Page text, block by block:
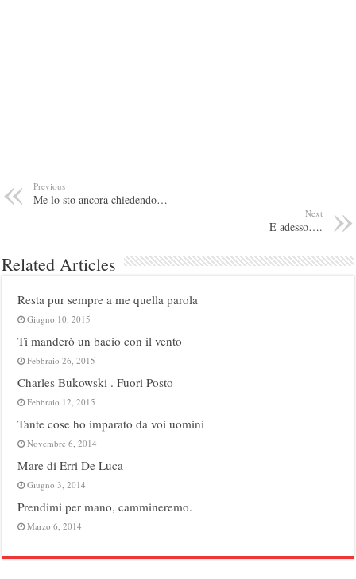
Previous
Me lo sto ancora chiedendo…
Next
E adesso….
Related Articles
Resta pur sempre a me quella parola
Giugno 10, 2015
Ti manderò un bacio con il vento
Febbraio 26, 2015
Charles Bukowski . Fuori Posto
Febbraio 12, 2015
Tante cose ho imparato da voi uomini
Novembre 6, 2014
Mare di Erri De Luca
Giugno 3, 2014
Prendimi per mano, cammineremo.
Marzo 6, 2014